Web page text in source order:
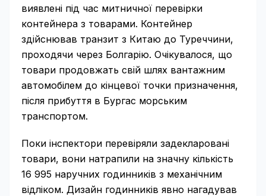
виявлені під час митничної перевірки
контейнера з товарами. Контейнер
здійснював транзит з Китаю до Туреччини,
проходячи через Болгарію. Очікувалося, що
товари продовжать свій шлях вантажним
автомобілем до кінцевої точки призначення,
після прибуття в Бургас морським
транспортом.
Поки інспектори перевіряли задекларовані
товари, вони натрапили на значну кількість
16 995 наручних годинників з механічним
відліком. Дизайн годинників явно нагадував